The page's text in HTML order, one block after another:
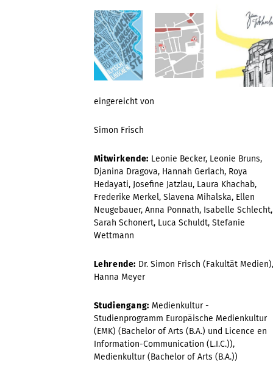
eingereicht von
Simon Frisch
Mitwirkende: Leonie Becker, Leonie Bruns,
Djanina Dragova, Hannah Gerlach, Roya
Hedayati, Josefine Jatzlau, Laura Khachab,
Frederike Merkel, Slavena Mihalska, Ellen
Neugebauer, Anna Ponnath, Isabelle Schlecht,
Sarah Schonert, Luca Schuldt, Stefanie
Wettmann
Lehrende: Dr. Simon Frisch (Fakultät Medien),
Hanna Meyer
Studiengang: Medienkultur -
Studienprogramm Europäische Medienkultur
(EMK) (Bachelor of Arts (B.A.) und Licence en
Information-Communication (L.I.C.)),
Medienkultur (Bachelor of Arts (B.A.))